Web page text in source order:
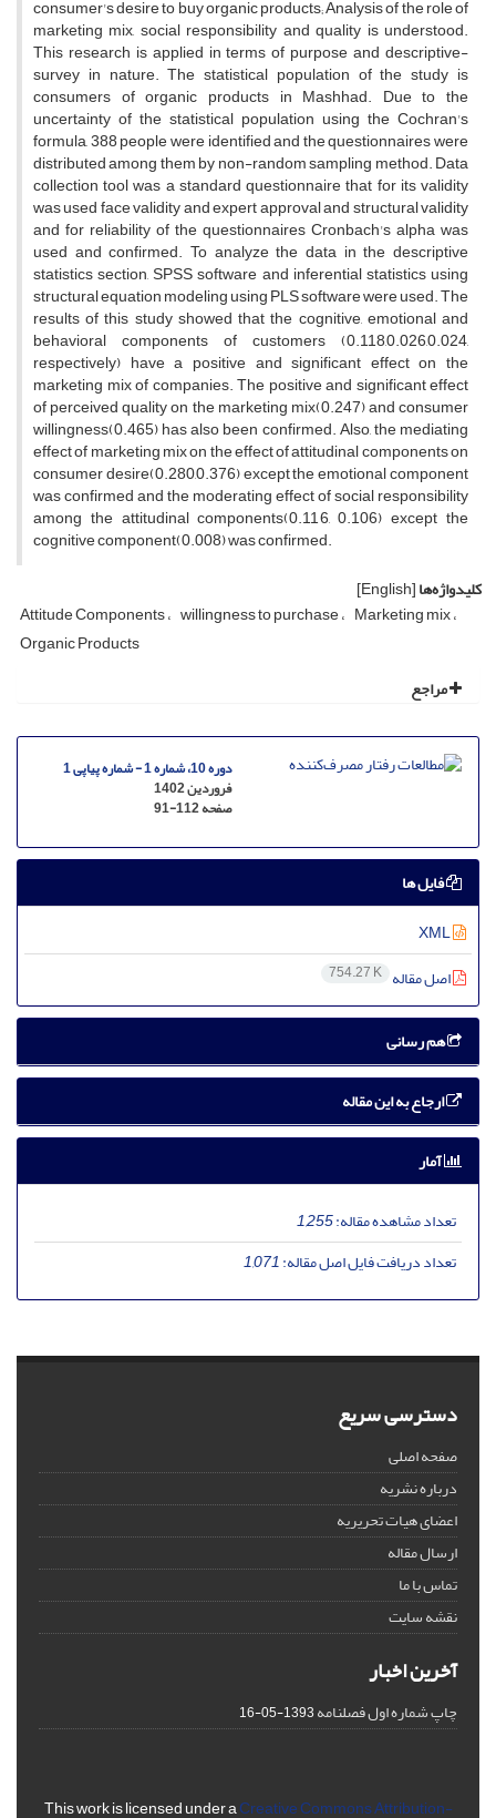
consumer's desire to buy organic products; Analysis of the role of
marketing mix, social responsibility and quality is understood.
This research is applied in terms of purpose and descriptive-
survey in nature. The statistical population of the study is
consumers of organic products in Mashhad. Due to the
uncertainty of the statistical population using the Cochran's
formula, 388 people were identified and the questionnaires were
distributed among them by non-random sampling method. Data
collection tool was a standard questionnaire that for its validity
was used face validity and expert approval and structural validity
and for reliability of the questionnaires Cronbach's alpha was
used and confirmed. To analyze the data in the descriptive
statistics section, SPSS software and inferential statistics using
structural equation modeling using PLS software were used. The
results of this study showed that the cognitive, emotional and
behavioral components of customers (0.118,0.026,0.024,
respectively) have a positive and significant effect on the
marketing mix of companies. The positive and significant effect
of perceived quality on the marketing mix(0.247) and consumer
willingness(0.465) has also been confirmed. Also, the mediating
effect of marketing mix on the effect of attitudinal components on
consumer desire(0.280,0.376) except the emotional component
was confirmed and the moderating effect of social responsibility
among the attitudinal components(0.116, 0.106) except the
cognitive component(0.008) was confirmed.
کلیدواژه‌ها[English]
Attitude Components willingness to purchase Marketing mix
Organic Products
مراجع
دوره 10، شماره 1 - شماره پیاپی 1
فروردین 1402
صفحه91-112
فایل ها
اصل مقاله 754.27 K
هم رسانی
ارجاع به این مقاله
آمار
تعداد مشاهده مقاله:1,255
تعداد دریافت فایل اصل مقاله:1,071
دسترسی سریع
صفحه اصلی
درباره نشریه
اعضای هیات تحریریه
ارسال مقاله
تماس با ما
نقشه سایت
آخرین اخبار
چاپ شماره اول فصلنامه1393-05-16
This work is licensed under aCreative Commons Attribution-